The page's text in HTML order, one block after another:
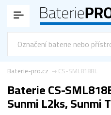
CS-SML818BL
Baterie-pro.cz
Baterie CS-
Sunmi L2ks, Sunmi